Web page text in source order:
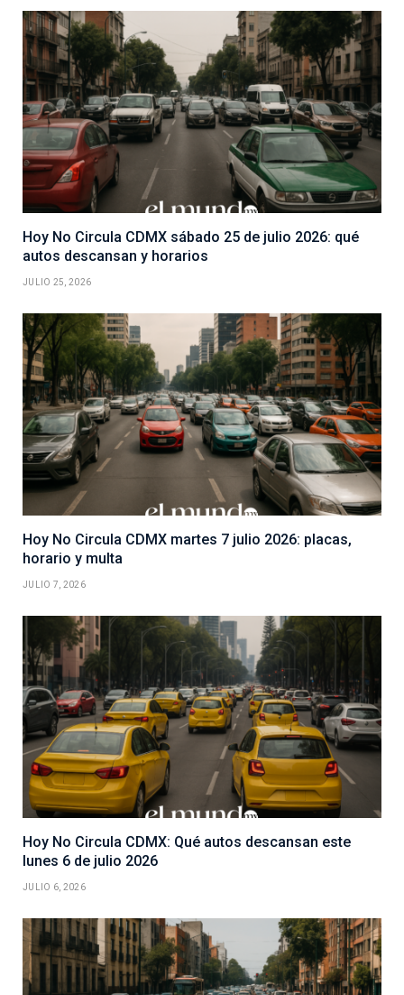
Hoy No Circula CDMX sábado 25 de julio 2026: qué
autos descansan y horarios
JULIO 25, 2026
Hoy No Circula CDMX martes 7 julio 2026: placas,
horario y multa
JULIO 7, 2026
Hoy No Circula CDMX: Qué autos descansan este
lunes 6 de julio 2026
JULIO 6, 2026